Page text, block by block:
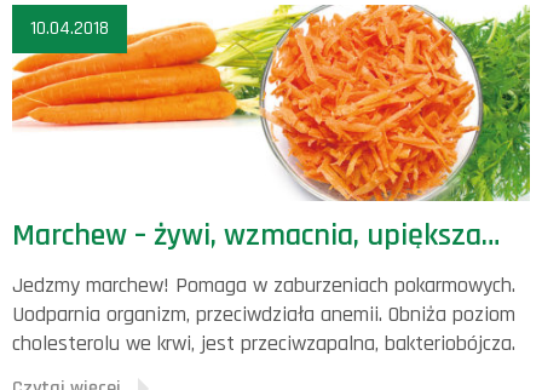
10.04.2018
Marchew – żywi, wzmacnia, upiększa…
Jedzmy marchew! Pomaga w zaburzeniach pokarmowych.
Uodparnia organizm, przeciwdziała anemii. Obniża poziom
cholesterolu we krwi, jest przeciwzapalna, bakteriobójcza.